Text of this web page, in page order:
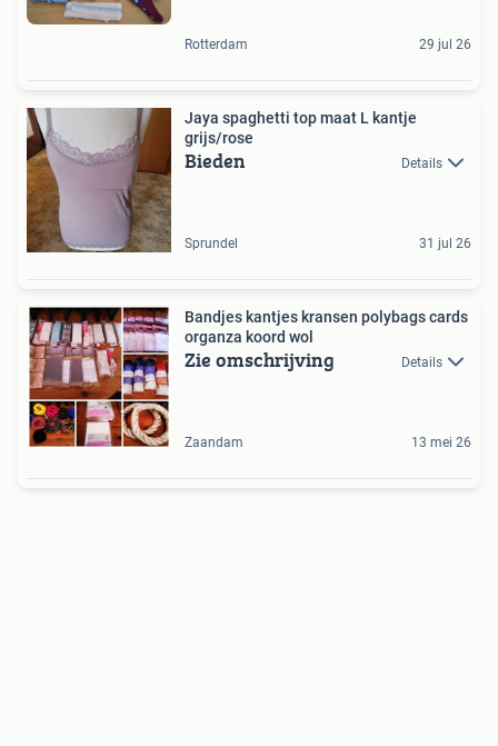
Rotterdam 29 jul 26
Jaya spaghetti top maat L kantje
grijs/rose
Bieden Details
Sprundel 31 jul 26
Bandjes kantjes kransen polybags cards
organza koord wol
Zie omschrijving Details
Zaandam 13 mei 26